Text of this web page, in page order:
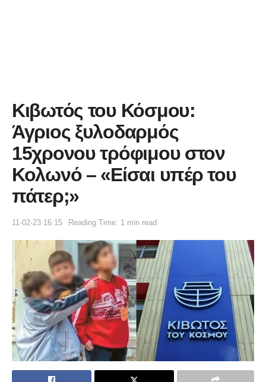
Κιβωτός του Κόσμου:
Άγριος ξυλοδαρμός
15χρονου τρόφιμου στον
Κολωνό – «Είσαι υπέρ του
πάτερ;»
11-02-23 16:15 Reading Time: 1 min read